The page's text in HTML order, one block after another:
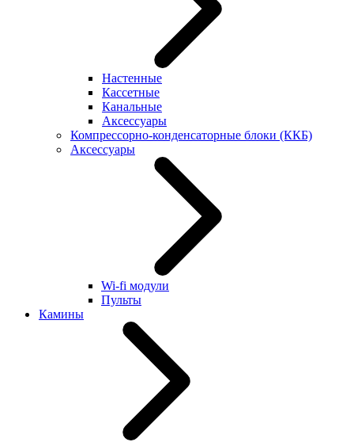
Настенные
Кассетные
Канальные
Аксессуары
Компрессорно-конденсаторные блоки (ККБ)
Аксессуары
Wi-fi модули
Пульты
Камины